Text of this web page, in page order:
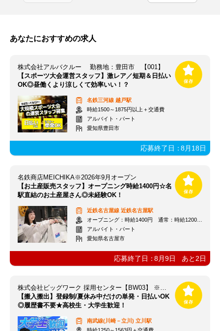
あなたにおすすめの求人
株式会社アルバクルー 勤務地：豊田市 【001】
【スポーツ大会運営スタッフ】激レア／短期＆日払い
OK◎昼働くより涼しくて効率いい！？
名鉄三河線 越戸駅
時給1500～1875円以上＋交通費
アルバイト・パート
愛知県豊田市
応募終了日：8月18日
名鉄商店MEICHIKA※2026年9月オープン
【お土産販売スタッフ】オープニング時給1400円☆名
駅直結のお土産屋さん◎未経験OK！
近鉄名古屋線 近鉄名古屋駅
オープニング：時給1400円 通常：時給1200円～＋交通費全額支給
アルバイト・パート
愛知県名古屋市
応募終了日：8月9日 あと 2日
株式会社ビッグワーク 採用センター【BW03】 ※立川エリア
【搬入搬出】登録制/夏休み中だけの単発・日払いOK
◎履歴書不要★高校生・大学生歓迎！
南武線(川崎－立川) 立川駅